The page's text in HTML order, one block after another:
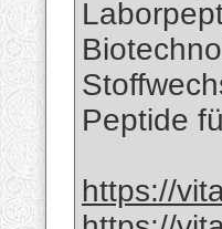
Peptide
https://